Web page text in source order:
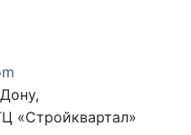
«Стройквартал»